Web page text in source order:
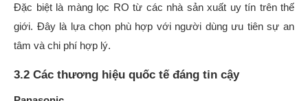
Đặc biệt là màng lọc RO từ các nhà sản xuất uy tín trên thế
giới. Đây là lựa chọn phù hợp với người dùng ưu tiên sự an
tâm và chi phí hợp lý.
3.2 Các thương hiệu quốc tế đáng tin cậy